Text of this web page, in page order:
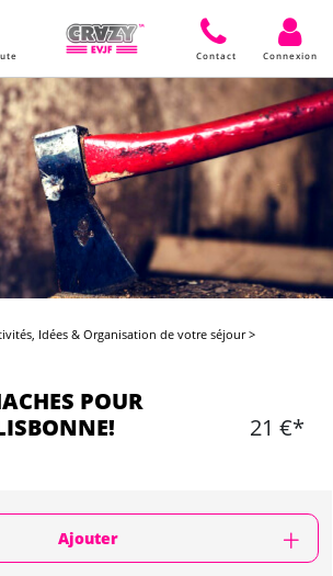
Contact Connexion
Idées & Organisation de votre séjour>
POUR
21 €*
Ajouter